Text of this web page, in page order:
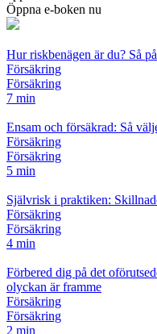
Öppna e-boken nu
Hur riskbenägen är du? Så
Försäkring
Försäkring
7 min
Ensam och försäkrad: Så
Försäkring
Försäkring
5 min
Självrisk i praktiken:
Försäkring
Försäkring
4 min
Förbered dig på det
olyckan är framme
Försäkring
Försäkring
2 min